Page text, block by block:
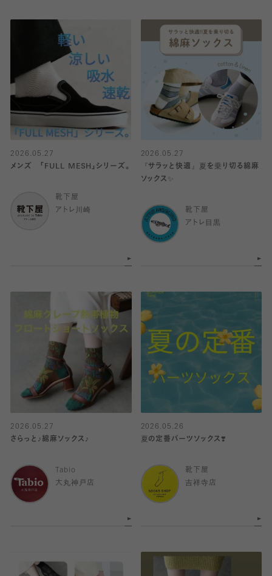
2026.05.27
メンズ 「FULL MESH」シリーズ。
靴下屋
アトレ川崎
2026.05.27
『サラッと快適』夏を乗り切る綿麻
ソックス✨️
靴下屋
アトレ目黒
2026.05.27
さらっと♪綿麻ソックス♪
Tabio
大丸神戸店
2026.05.26
夏の定番パーツソックス❣️
靴下屋
吉祥寺店